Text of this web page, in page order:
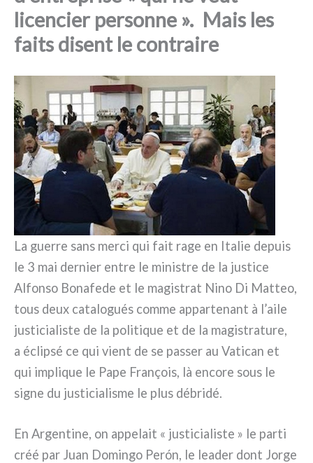
licencier personne ». Mais les
faits disent le contraire
La guer­re sans mer­ci qui fait rage en Italie depuis
le 3 mai der­nier entre le mini­stre de la justi­ce
Alfonso Bonafede et le magi­strat Nino Di Matteo,
tous deux cata­lo­gués com­me appar­te­nant à l’aile
justi­cia­li­ste de la poli­ti­que et de la magi­stra­tu­re,
a éclip­sé ce qui vient de se pas­ser au Vatican et
qui impli­que le Pape François, là enco­re sous le
signe du justi­cia­li­sme le plus débri­dé.
En Argentine, on appe­lait « justi­cia­li­ste » le par­ti
créé par Juan Domingo Perón, le lea­der dont Jorge